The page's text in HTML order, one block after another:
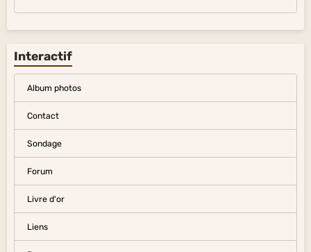
Divers
Interactif
Album photos
Contact
Sondage
Forum